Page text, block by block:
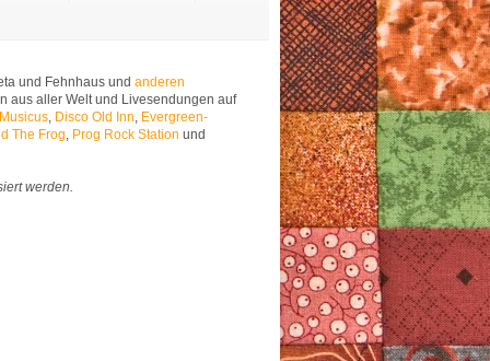
und Fehnhaus und anderen
aus aller Welt und Livesendungen auf
Disco Old Inn Evergreen-
The Frog Prog Rock Station und
werden.